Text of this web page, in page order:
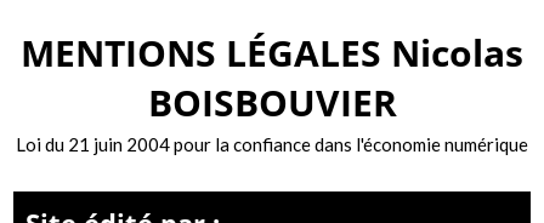
MENTIONS LÉGALES Nicolas
BOISBOUVIER
Loi du 21 juin 2004 pour la confiance dans l'économie numérique